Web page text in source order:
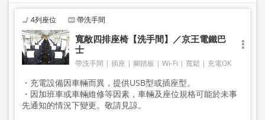
4列座位 帶洗手間
寬敞四排座椅【洗手間】／京王電鐵巴
士
帶洗手間 插座 腳踏板 Wi-Fi 寬鬆 充電OK
・充電設備因車輛而異，提供USB型或插座型。
・因加班車或車輛維修等因素，車輛及座位規格可能於未事
先通知的情況下變更。敬請見諒。